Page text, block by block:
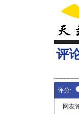
评
评分:
网友